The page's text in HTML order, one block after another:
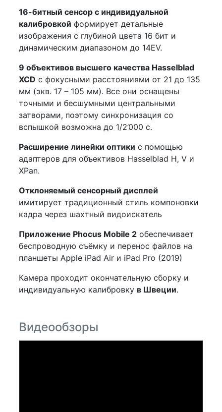
16-битный сенсор с индивидуальной
калибровкой формирует детальные
изображения с глубиной цвета 16 бит и
динамическим диапазоном до 14EV.
9 объективов высшего качества Hasselblad
XCD с фокусными расстояниями от 21 до 135
мм (экв. 17 – 105 мм). Все они оснащены
точными и бесшумными центральными
затворами, поэтому синхронизация со
вспышкой возможна до 1/2’000 с.
Расширение линейки оптики с помощью
адаптеров для объективов Hasselblad H, V и
XPan.
Отклоняемый сенсорный дисплей
имитирует традиционный стиль компоновки
кадра через шахтный видоискатель
Приложение Phocus Mobile 2 обеспечивает
беспроводную съёмку и перенос файлов на
планшеты Apple iPad Air и iPad Pro (2019)
Камера проходит окончательную сборку и
индивидуальную калибровку в Швеции.
Видеообзоры